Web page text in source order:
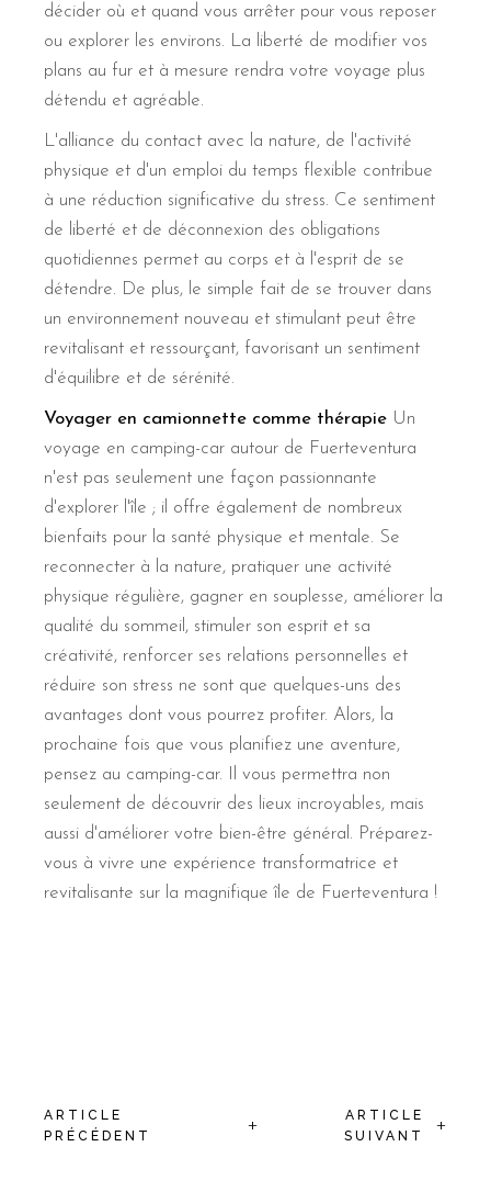
décider où et quand vous arrêter pour vous reposer
ou explorer les environs. La liberté de modifier vos
plans au fur et à mesure rendra votre voyage plus
détendu et agréable.
L'alliance du contact avec la nature, de l'activité
physique et d'un emploi du temps flexible contribue
à une réduction significative du stress. Ce sentiment
de liberté et de déconnexion des obligations
quotidiennes permet au corps et à l'esprit de se
détendre. De plus, le simple fait de se trouver dans
un environnement nouveau et stimulant peut être
revitalisant et ressourçant, favorisant un sentiment
d'équilibre et de sérénité.
Voyager en camionnette comme thérapie Un
voyage en camping-car autour de Fuerteventura
n'est pas seulement une façon passionnante
d'explorer l'île ; il offre également de nombreux
bienfaits pour la santé physique et mentale. Se
reconnecter à la nature, pratiquer une activité
physique régulière, gagner en souplesse, améliorer la
qualité du sommeil, stimuler son esprit et sa
créativité, renforcer ses relations personnelles et
réduire son stress ne sont que quelques-uns des
avantages dont vous pourrez profiter. Alors, la
prochaine fois que vous planifiez une aventure,
pensez au camping-car. Il vous permettra non
seulement de découvrir des lieux incroyables, mais
aussi d'améliorer votre bien-être général. Préparez-
vous à vivre une expérience transformatrice et
revitalisante sur la magnifique île de Fuerteventura !
ARTICLE
PRÉCÉDENT
+
ARTICLE
SUIVANT
+